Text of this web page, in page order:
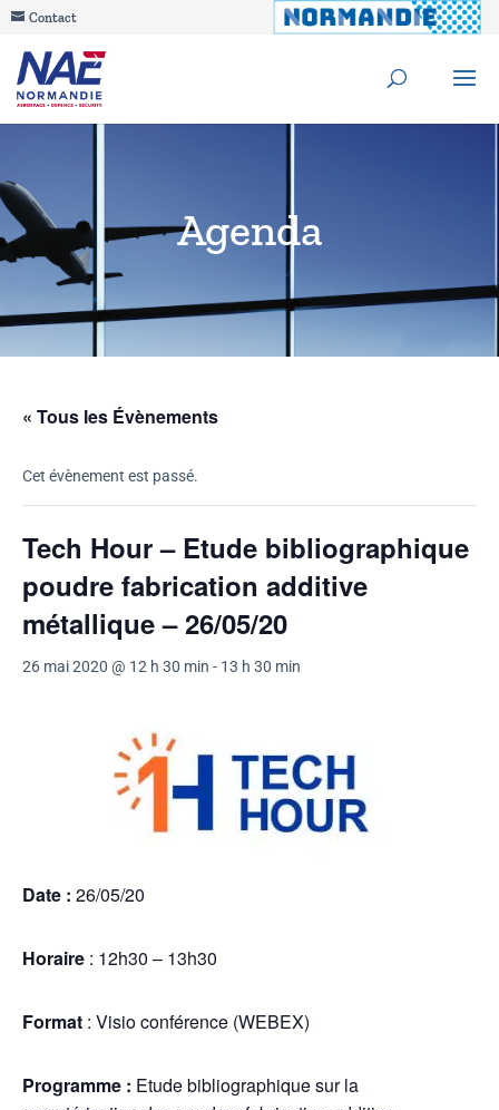
Contact
Agenda
« Tous les Évènements
Cet évènement est passé.
Tech Hour – Etude bibliographique
poudre fabrication additive
métallique – 26/05/20
26 mai 2020 @ 12 h 30 min - 13 h 30 min
Date : 26/05/20
Horaire : 12h30 – 13h30
Format : Visio conférence (WEBEX)
Programme : Etude bibliographique sur la